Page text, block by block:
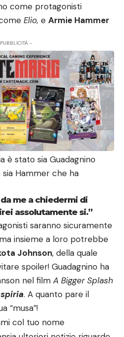
come protagonisti
Elio, e Armie Hammer
-
è stato sia Guadagnino
Hammer che ha
me a chiedermi di
assolutamente si.”
saranno sicuramente
insieme a loro potrebbe
Johnson, della quale
spoiler! Guadagnino ha
nel film A Bigger Splash
. A quanto pare il
“musa”!